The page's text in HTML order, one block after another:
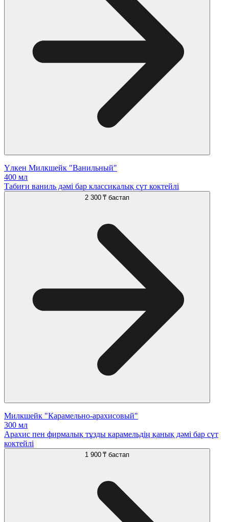
Үлкен Милкшейк "Ванильный"
400 мл
Табиғи ваниль дәмі бар классикалық сүт коктейлі
2 300 ₸ бастап
Милкшейк "Карамельно-арахисовый"
300 мл
Арахис пен фирмалық тұзды карамельдің қанық дәмі бар сүт
коктейлі
1 900 ₸ бастап